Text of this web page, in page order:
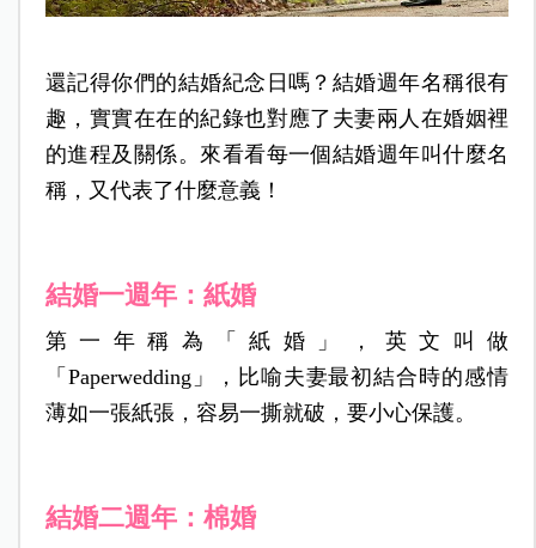
還記得你們的結婚紀念日嗎？結婚週年名稱很有
趣，實實在在的紀錄也對應了夫妻兩人在婚姻裡
的進程及關係。來看看每一個結婚週年叫什麼名
稱，又代表了什麼意義！
結婚一週年：紙婚
第一年稱為「紙婚」，英文叫做
「Paperwedding」，比喻夫妻最初結合時的感情
薄如一張紙張，容易一撕就破，要小心保護。
結婚二週年：棉婚